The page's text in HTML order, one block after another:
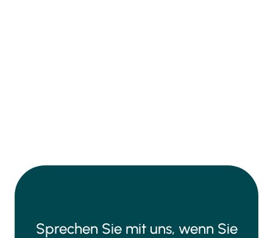
Sprechen Sie mit uns, wenn Sie